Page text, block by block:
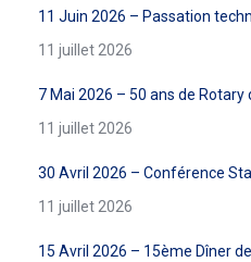
11 Juin 2026 – Passation
11 juillet 2026
7 Mai 2026 – 50 ans de
11 juillet 2026
30 Avril 2026 – Conférence
11 juillet 2026
15 Avril 2026 – 15ème Dîner